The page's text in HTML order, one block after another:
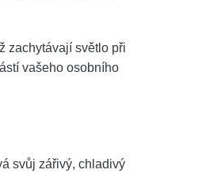
zachytávají světlo při
vašeho osobního
svůj zářivý, chladivý